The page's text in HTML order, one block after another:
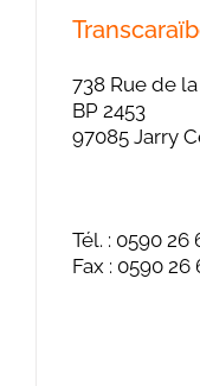
738 Rue de
BP 2453
97085 Jarry
Tél. : 0590 26
Fax : 0590 26